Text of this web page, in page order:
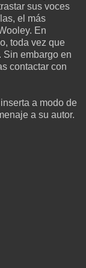
sus voces
el más
En
toda vez que
Sin embargo en
contactar con
a modo de
a su autor.